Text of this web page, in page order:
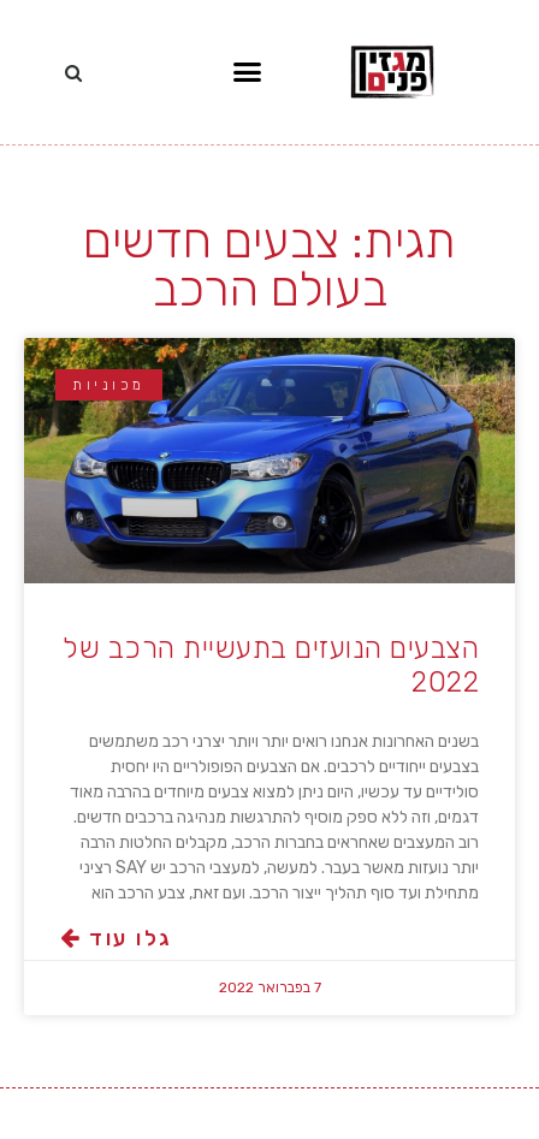
תגית: צבעים חדשים
בעולם הרכב
מכוניות
הצבעים הנועזים בתעשיית הרכב של
2022
בשנים האחרונות אנחנו רואים יותר ויותר יצרני רכב משתמשים
בצבעים ייחודיים לרכבים. אם הצבעים הפופולריים היו יחסית
סולידיים עד עכשיו, היום ניתן למצוא צבעים מיוחדים בהרבה מאוד
דגמים, וזה ללא ספק מוסיף להתרגשות מנהיגה ברכבים חדשים.
רוב המעצבים שאחראים בחברות הרכב, מקבלים החלטות הרבה
יותר נועזות מאשר בעבר. למעשה, למעצבי הרכב יש SAY רציני
מתחילת ועד סוף תהליך ייצור הרכב. ועם זאת, צבע הרכב הוא
גלו עוד
7 בפברואר 2022